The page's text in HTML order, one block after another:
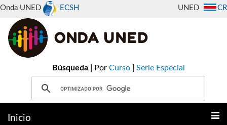
Onda UNED ECSH CR
UNED
Búsqueda | Por Curso Serie Especial
Inicio